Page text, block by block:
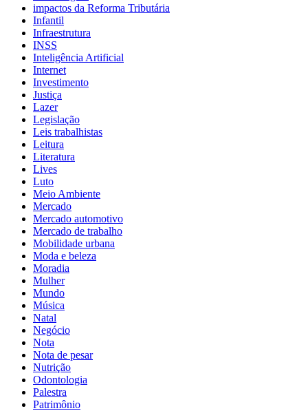
impactos da Reforma Tributária
Infantil
Infraestrutura
INSS
Inteligência Artificial
Internet
Investimento
Justiça
Lazer
Legislação
Leis trabalhistas
Leitura
Literatura
Lives
Luto
Meio Ambiente
Mercado
Mercado automotivo
Mercado de trabalho
Mobilidade urbana
Moda e beleza
Moradia
Mulher
Mundo
Música
Natal
Negócio
Nota
Nota de pesar
Nutrição
Odontologia
Palestra
Patrimônio